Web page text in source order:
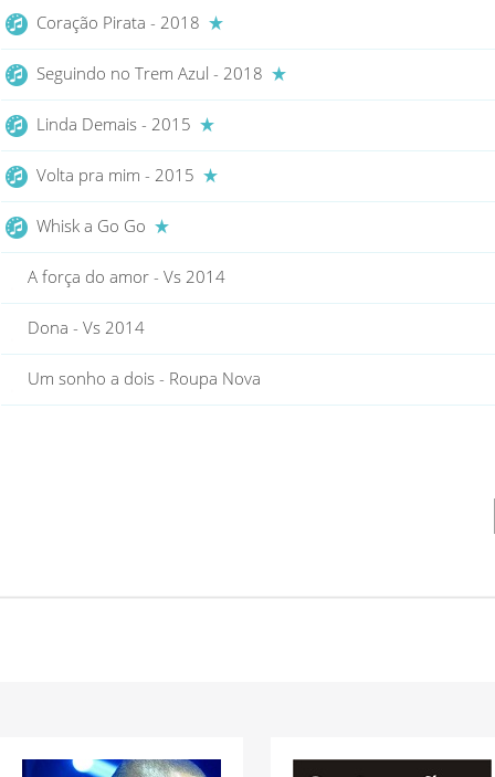
Coração Pirata - 2018
Seguindo no Trem Azul - 2018
Linda Demais - 2015
Volta pra mim - 2015
Whisk a Go Go
A força do amor - Vs 2014
Dona - Vs 2014
Um sonho a dois - Roupa Nova